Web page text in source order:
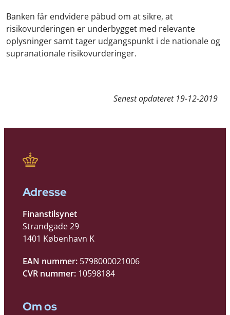
Banken får endvidere påbud om at sikre, at
risikovurderingen er underbygget med relevante
oplysninger samt tager udgangspunkt i de nationale og
supranationale risikovurderinger.
Senest opdateret 19-12-2019
Adresse
Finanstilsynet
Strandgade 29
1401 København K
EAN nummer: 5798000021006
CVR nummer: 10598184
Om os